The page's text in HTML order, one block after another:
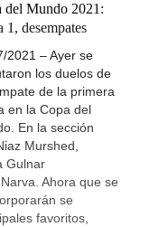
del Mundo 2021:
1, desempates
2021 – Ayer se
los duelos de
de la primera
en la Copa del
En la sección
Murshed,
Gulnar
Ahora que se
se
favoritos,